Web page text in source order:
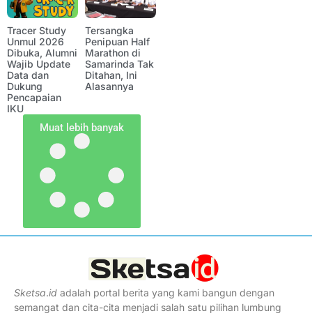
Tracer Study
Unmul 2026
Dibuka, Alumni
Wajib Update
Data dan
Dukung
Pencapaian
IKU
Tersangka
Penipuan Half
Marathon di
Samarinda Tak
Ditahan, Ini
Alasannya
Muat lebih banyak
Sketsa.id adalah portal berita yang kami bangun dengan
semangat dan cita-cita menjadi salah satu pilihan lumbung